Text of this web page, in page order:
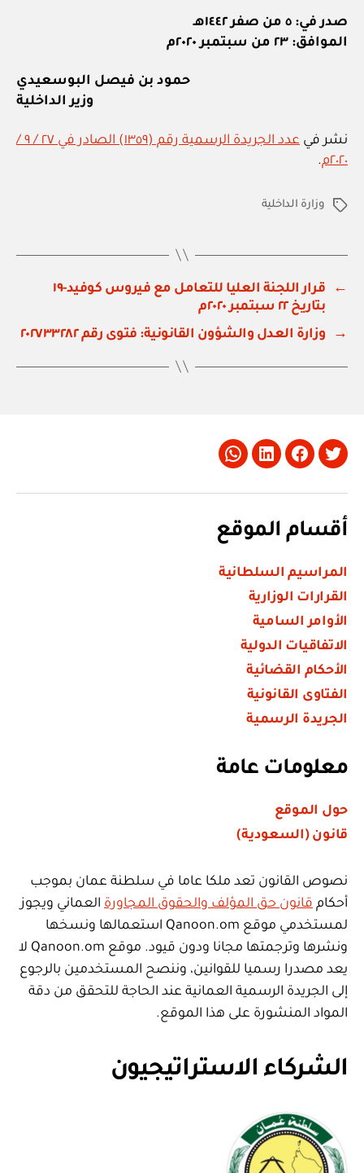
صدر في: ٥ من صفر ١٤٤٢هـ
الموافق: ٢٣ من سبتمبر ٢٠٢٠م
حمود بن فيصل البوسعيدي
وزير الداخلية
نشر في
عدد الجريدة الرسمية رقم (١٣٥٩) الصادر في ٢٧ / ٩ /
٢٠٢٠م
.
الوسوموزارة الداخلية
←
قرار اللجنة العليا للتعامل مع فيروس كوفيد-١٩
بتاريخ ٢٢ سبتمبر ٢٠٢٠م
→
وزارة العدل والشؤون القانونية: فتوى رقم ٢٠٢٧٣٣٢٨٢
Twitter
Facebook
LinkedIn
Whatsapp
أقسام الموقع
المراسيم السلطانية
القرارات الوزارية
الأوامر السامية
الاتفاقيات الدولية
الأحكام القضائية
الفتاوى القانونية
الجريدة الرسمية
معلومات عامة
حول الموقع
قانون (السعودية)
نصوص القانون تعد ملكا عاما في سلطنة عمان بموجب
أحكام قانون حق المؤلف والحقوق المجاورة العماني ويجوز
لمستخدمي موقع Qanoon.om استعمالها ونسخها
ونشرها وترجمتها مجانا ودون قيود. موقع Qanoon.om لا
يعد مصدرا رسميا للقوانين، وننصح المستخدمين بالرجوع
إلى الجريدة الرسمية العمانية عند الحاجة للتحقق من دقة
المواد المنشورة على هذا الموقع.
الشركاء الاستراتيجيون